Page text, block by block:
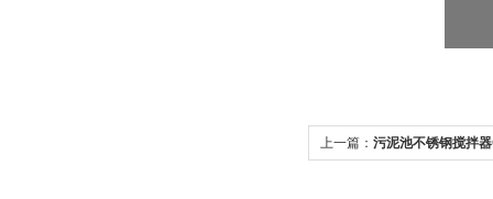
上一篇： 污泥池不锈钢搅拌器